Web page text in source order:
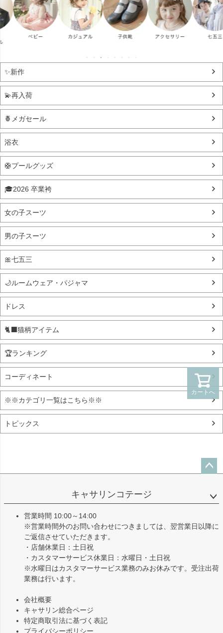
カートへ
✨新作
💫再入荷
🍍メガセール
浴衣
🛟プールグッズ
🎓2026 卒業袴
女の子スーツ
男の子スーツ
🎀七五三
🌙ルームウェア・パジャマ
ドレス
🐈‍⬛猫柄アイテム
🏆ランキング
コーディネート
※※カテゴリ一覧はこちら※※
トピックス
ップ
キャサリンコテージ
営業時間 10:00～14:00
※営業時間外のお問い合わせにつきましては、翌営業日以降に
ご返信させていただきます。
・店舗休業日：土日祝
・カスタマーサービス休業日：水曜日・土日祝
※水曜日はカスタマーサービス業務のみお休みです。受注出荷
業務は行います。
会社概要
キャサリン総合ページ
特定商取引法に基づく表記
プライバシーポリシー